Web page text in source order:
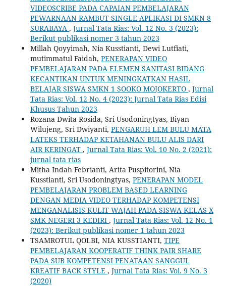
VIDEOSCRIBE PADA CAPAIAN PEMBELAJARAN
PEWARNAAN RAMBUT SINGLE APLIKASI DI SMKN 8
SURABAYA , Jurnal Tata Rias: Vol. 12 No. 3 (2023):
Berikut publikasi nomer 3 tahun 2023
Millah Qoyyimah, Nia Kusstianti, Dewi Lutfiati,
mutimmatul Faidah, PENERAPAN VIDEO
PEMBELAJARAN PADA ELEMEN SANITASI BIDANG
KECANTIKAN UNTUK MENINGKATKAN HASIL
BELAJAR SISWA SMKN 1 SOOKO MOJOKERTO , Jurnal
Tata Rias: Vol. 12 No. 4 (2023): Jurnal Tata Rias Edisi
Khusus Tahun 2023
Rozana Dwita Rosida, Sri Usodoningtyas, Biyan
Wilujeng, Sri Dwiyanti, PENGARUH LEM BULU MATA
LATEKS TERHADAP KETAHANAN BULU ALIS DARI
AIR KERINGAT , Jurnal Tata Rias: Vol. 10 No. 2 (2021):
jurnal tata rias
Mitha Indah Febrianti, Arita Puspitorini, Nia
Kusstianti, Sri Usodoningtyas, PENERAPAN MODEL
PEMBELAJARAN PROBLEM BASED LEARNING
DENGAN MEDIA VIDEO TERHADAP KOMPETENSI
MENGANALISIS KULIT WAJAH PADA SISWA KELAS X
SMK NEGERI 3 KEDIRI , Jurnal Tata Rias: Vol. 12 No. 1
(2023): Berikut publikasi nomer 1 tahun 2023
TSAMROTUL QOLBI, NIA KUSSTIANTI, TIPE
PEMBELAJARAN KOOPERATIF THINK PAIR SHARE
PADA SUB KOMPETENSI PENATAAN SANGGUL
KREATIF BACK STYLE , Jurnal Tata Rias: Vol. 9 No. 3
(2020)